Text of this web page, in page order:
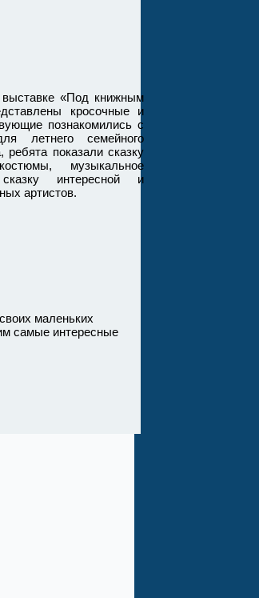
«Под книжным
кросочные и
познакомились с
летнего семейного
показали сказку
музыкальное
интересной и
артистов.
маленьких
самые интересные